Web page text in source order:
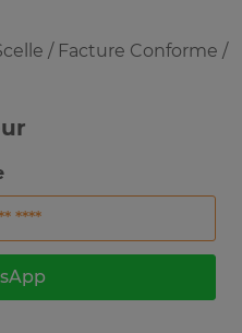
/ Facture Conforme /
****